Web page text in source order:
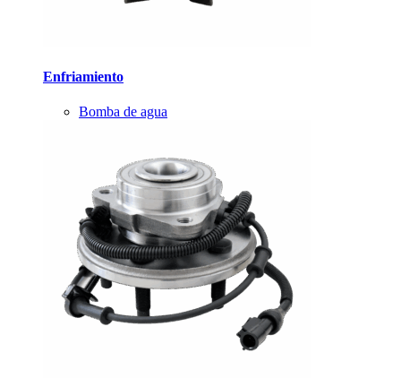
Enfriamiento
Bomba de agua